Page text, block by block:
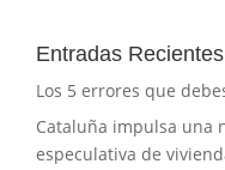
Entradas Recientes
Los 5 errores que
Cataluña impulsa una
especulativa de